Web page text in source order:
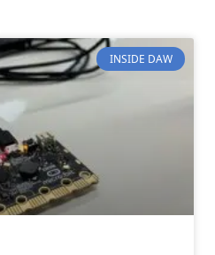
INSIDE DAW